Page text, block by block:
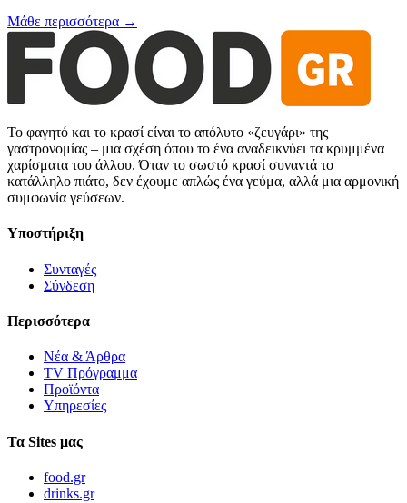
Μάθε περισσότερα →
Το φαγητό και το κρασί είναι το απόλυτο «ζευγάρι» της
γαστρονομίας – μια σχέση όπου το ένα αναδεικνύει τα κρυμμένα
χαρίσματα του άλλου. Όταν το σωστό κρασί συναντά το
κατάλληλο πιάτο, δεν έχουμε απλώς ένα γεύμα, αλλά μια αρμονική
συμφωνία γεύσεων.
Υποστήριξη
Συνταγές
Σύνδεση
Περισσότερα
Νέα & Άρθρα
TV Πρόγραμμα
Προϊόντα
Υπηρεσίες
Τα Sites μας
food.gr
drinks.gr